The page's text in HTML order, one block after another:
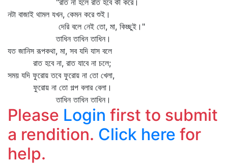
"রাত না হলে রাত হবে কী করে।
নটা বাজাই থামল যখন, কেমন করে শুই।
দেরি বলে নেই তো, মা, কিচ্ছুই।"
তাধিন তাধিন তাধিন।
যত জানিস রূপকথা, মা, সব যদি যাস বলে
রাত হবে না, রাত যাবে না চলে;
সময় যদি ফুরোয় তবে ফুরোয় না তো খেলা,
ফুরোয় না তো গল্প বলার বেলা।
তাধিন তাধিন তাধিন।
Please Login first to submit
a rendition. Click here for
help.